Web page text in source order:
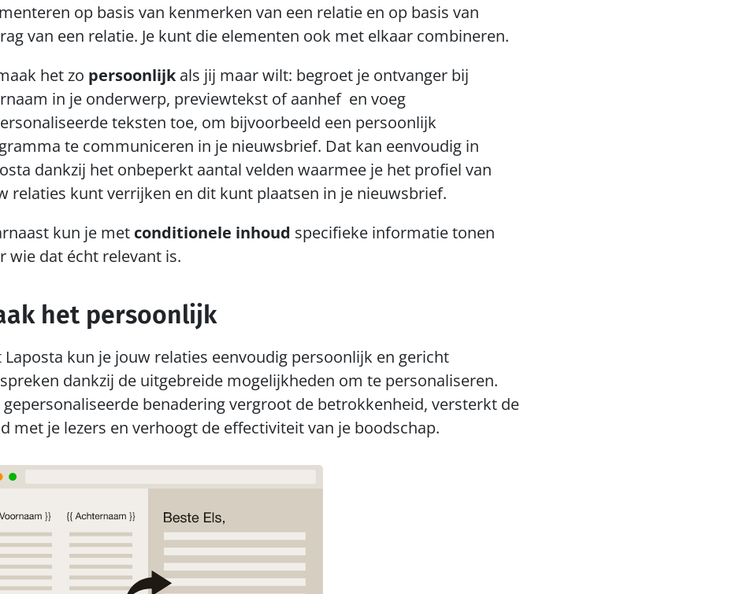
op basis van kenmerken van een relatie en op basis van
van een relatie. Je kunt die elementen ook met elkaar combineren.
het zo persoonlijk als jij maar wilt: begroet je ontvanger bij
in je onderwerp, previewtekst of aanhef  en voeg
teksten toe, om bijvoorbeeld een persoonlijk
te communiceren in je nieuwsbrief. Dat kan eenvoudig in
dankzij het onbeperkt aantal velden waarmee je het profiel van
relaties kunt verrijken en dit kunt plaatsen in je nieuwsbrief.
kun je met conditionele inhoud specifieke informatie tonen
wie dat écht relevant is.
het persoonlijk
Laposta kun je jouw relaties eenvoudig persoonlijk en gericht
dankzij de uitgebreide mogelijkheden om te personaliseren.
gepersonaliseerde benadering vergroot de betrokkenheid, versterkt de
met je lezers en verhoogt de effectiviteit van je boodschap.